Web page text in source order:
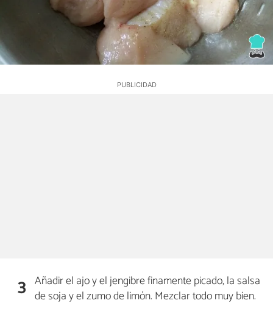
3 Añadir el ajo y el jengibre finamente picado, la salsa
de soja y el zumo de limón. Mezclar todo muy bien.